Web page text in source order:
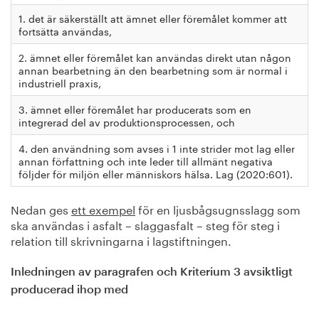
1. det är säkerställt att ämnet eller föremålet kommer att
fortsätta användas,
2. ämnet eller föremålet kan användas direkt utan någon
annan bearbetning än den bearbetning som är normal i
industriell praxis,
3. ämnet eller föremålet har producerats som en
integrerad del av produktionsprocessen, och
4. den användning som avses i 1 inte strider mot lag eller
annan författning och inte leder till allmänt negativa
följder för miljön eller människors hälsa. Lag (2020:601).
Nedan ges ett exempel för en ljusbågsugnsslagg som
ska användas i asfalt – slaggasfalt – steg för steg i
relation till skrivningarna i lagstiftningen.
Inledningen av paragrafen och Kriterium 3 avsiktligt
producerad ihop med